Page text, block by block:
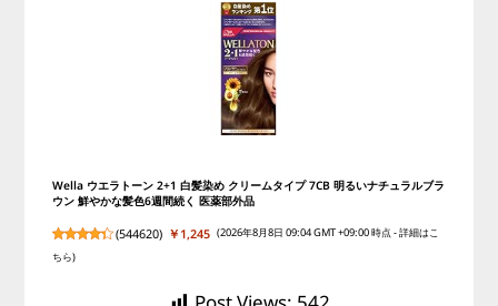
Wella ウエラトーン 2+1 白髪染め クリームタイプ 7CB 明るいナチュラルブラ
ウン 鮮やかな髪色6週間続く 医薬部外品
(544620) ￥1,245 (2026年8月8日 09:04 GMT +09:00 時点 -詳細はこ
ちら)